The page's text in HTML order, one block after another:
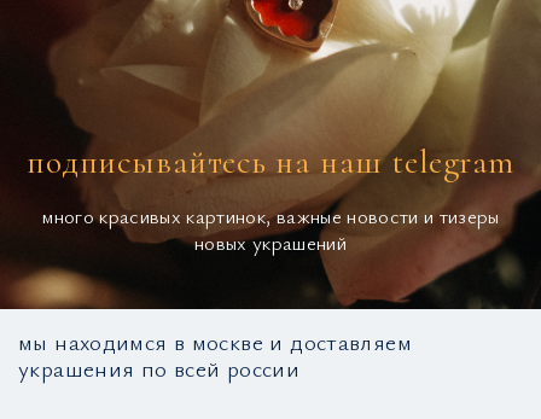
подписывайтесь на наш telegram
много красивых картинок, важные новости и тизеры
новых украшений
мы находимся в москве и доставляем
украшения по всей россии